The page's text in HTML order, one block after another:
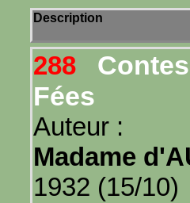
Description
288
Fées
Auteur :
Madame
1932 (15/10)